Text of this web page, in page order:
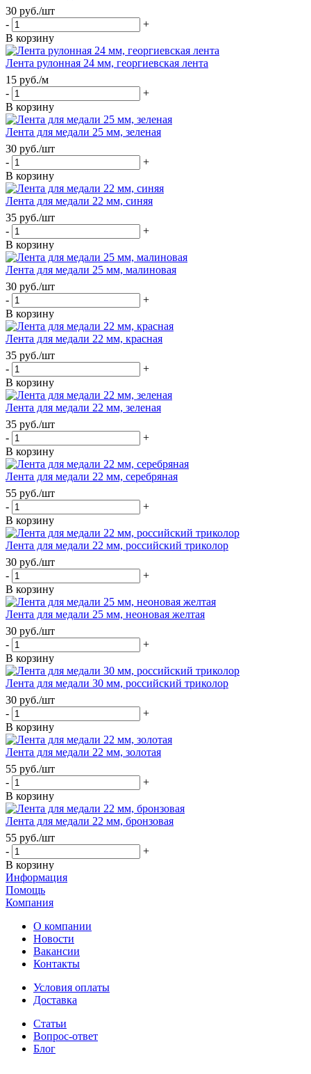
30 руб./шт
-
+
В корзину
Лента рулонная 24 мм, георгиевская лента
15 руб./м
-
+
В корзину
Лента для медали 25 мм, зеленая
30 руб./шт
-
+
В корзину
Лента для медали 22 мм, синяя
35 руб./шт
-
+
В корзину
Лента для медали 25 мм, малиновая
30 руб./шт
-
+
В корзину
Лента для медали 22 мм, красная
35 руб./шт
-
+
В корзину
Лента для медали 22 мм, зеленая
35 руб./шт
-
+
В корзину
Лента для медали 22 мм, серебряная
55 руб./шт
-
+
В корзину
Лента для медали 22 мм, российский триколор
30 руб./шт
-
+
В корзину
Лента для медали 25 мм, неоновая желтая
30 руб./шт
-
+
В корзину
Лента для медали 30 мм, российский триколор
30 руб./шт
-
+
В корзину
Лента для медали 22 мм, золотая
55 руб./шт
-
+
В корзину
Лента для медали 22 мм, бронзовая
55 руб./шт
-
+
В корзину
Информация
Помощь
Компания
О компании
Новости
Вакансии
Контакты
Условия оплаты
Доставка
Статьи
Вопрос-ответ
Блог